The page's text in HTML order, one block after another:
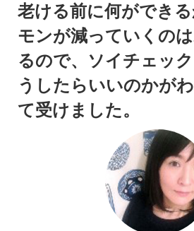
老ける前に何ができ
モンが減っていくの
るので、ソイチェッ
うしたらいいのかが
て受けました。